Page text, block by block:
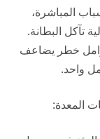
المباشرة،
تآكل البطانة.
خطر يضاعف
واحد.
المعدة: